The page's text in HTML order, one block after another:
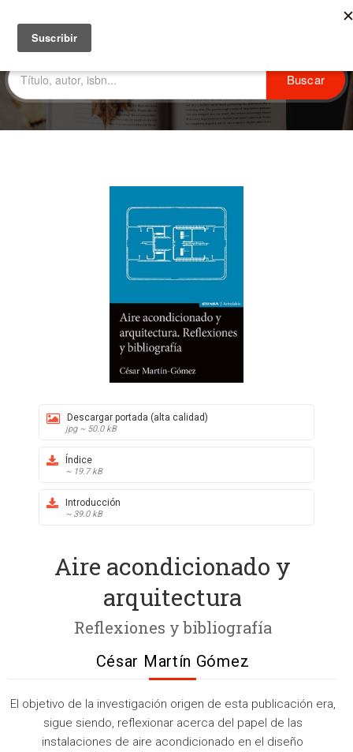
Descargar portada (alta calidad)
jpg ~ 50.0 kB
Índice
~ 19.7 kB
Introducción
~ 39.0 kB
Aire acondicionado y
arquitectura
Reflexiones y bibliografía
César Martín Gómez
El objetivo de la investigación origen de esta publicación era,
sigue siendo, reflexionar acerca del papel de las
instalaciones de aire acondicionado en el diseño